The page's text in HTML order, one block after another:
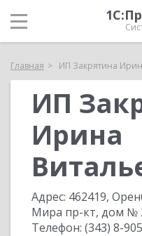
Главная ИП Закрятина
ИП
Ирина
Адрес: 462419,
Мира пр-кт, дом №
Телефон: (343) 8-